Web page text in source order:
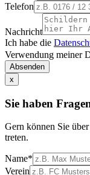
Telefon
Nachricht
Ich habe die
Verwendung meiner
Absenden
x
Sie haben
Gern können Sie
treten.
Name*
Verein